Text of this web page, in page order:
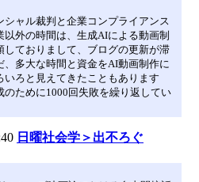
シャル裁判と企業コンプライアンス
以外の時間は、生成AIによる動画制
しておりまして、ブログの更新が滞
、多大な時間と資金をAI動画制作に
いろと見えてきたこともあります
のために1000回失敗を繰り返してい
日曜社会学＞出不ろぐ